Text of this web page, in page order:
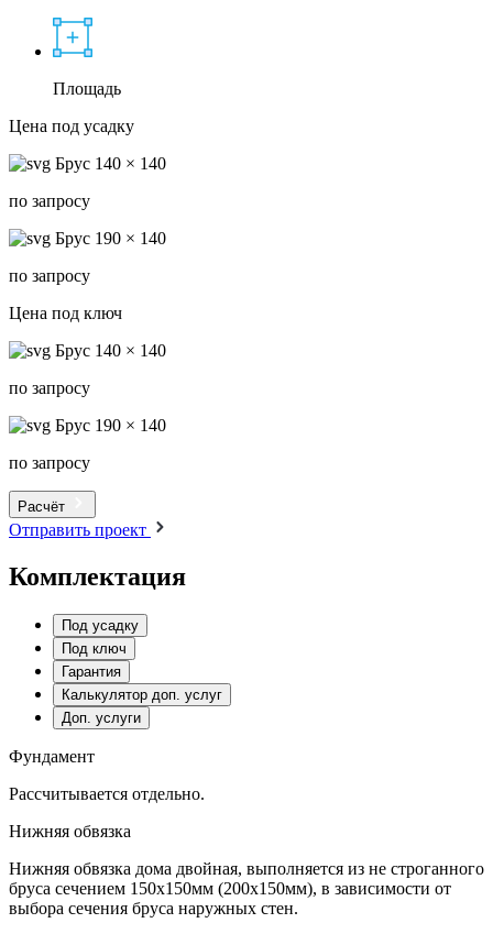
Площадь
Цена под усадку
Брус 140 × 140
по запросу
Брус 190 × 140
по запросу
Цена под ключ
Брус 140 × 140
по запросу
Брус 190 × 140
по запросу
Расчёт
Отправить проект
Комплектация
Под усадку
Под ключ
Гарантия
Калькулятор доп. услуг
Доп. услуги
Фундамент
Рассчитывается отдельно.
Нижняя обвязка
Нижняя обвязка дома двойная, выполняется из не строганного
бруса сечением 150х150мм (200х150мм), в зависимости от
выбора сечения бруса наружных стен.